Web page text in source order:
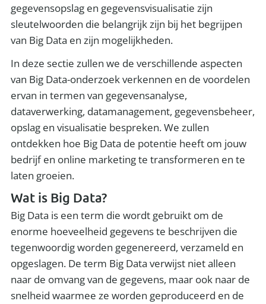
gegevensopslag en gegevensvisualisatie zijn
sleutelwoorden die belangrijk zijn bij het begrijpen
van Big Data en zijn mogelijkheden.
In deze sectie zullen we de verschillende aspecten
van Big Data-onderzoek verkennen en de voordelen
ervan in termen van gegevensanalyse,
dataverwerking, datamanagement, gegevensbeheer,
opslag en visualisatie bespreken. We zullen
ontdekken hoe Big Data de potentie heeft om jouw
bedrijf en online marketing te transformeren en te
laten groeien.
Wat is Big Data?
Big Data is een term die wordt gebruikt om de
enorme hoeveelheid gegevens te beschrijven die
tegenwoordig worden gegenereerd, verzameld en
opgeslagen. De term Big Data verwijst niet alleen
naar de omvang van de gegevens, maar ook naar de
snelheid waarmee ze worden geproduceerd en de